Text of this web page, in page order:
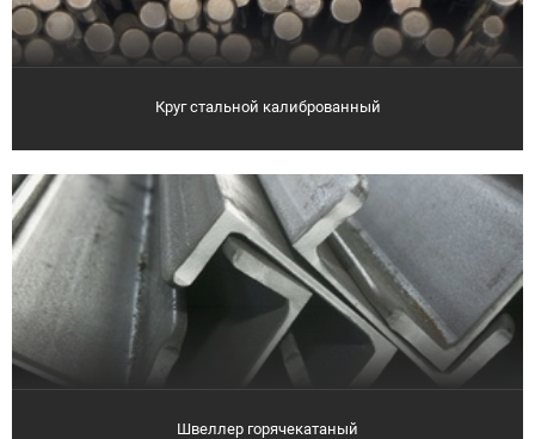
Круг стальной калиброванный
Швеллер горячекатаный